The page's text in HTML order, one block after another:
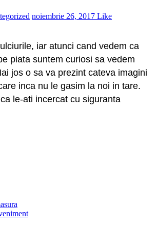
noiembrie 26, 2017 Like
iar atunci cand vedem ca
piata suntem curiosi sa vedem
jos o sa va prezint cateva imagini
inca nu le gasim la noi in tare.
le-ati incercat cu siguranta